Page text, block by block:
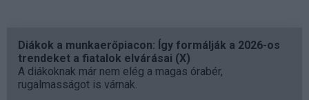
Diákok a munkaerőpiacon: Így formálják a 2026-os
trendeket a fiatalok elvárásai (X)
A diákoknak már nem elég a magas órabér,
rugalmasságot is várnak.